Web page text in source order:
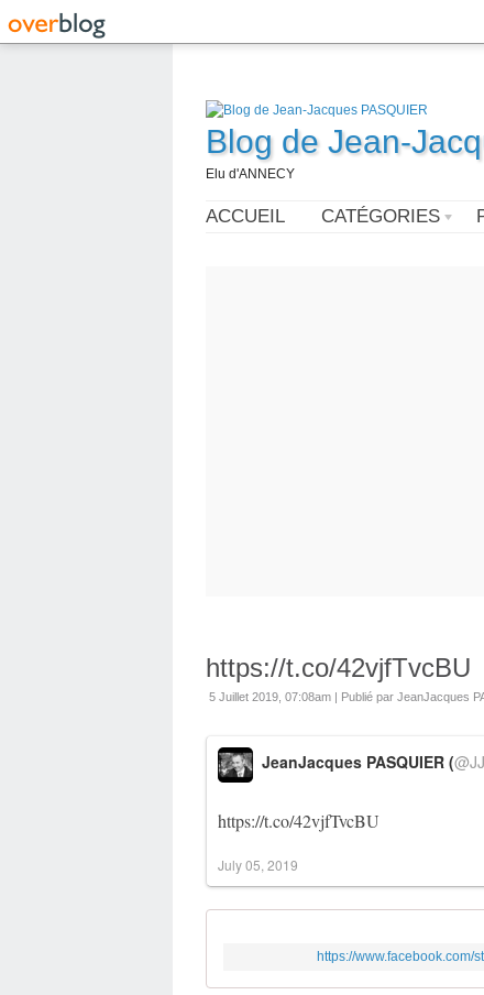
Blog de Jean-
Elu d'ANNECY
ACCUEIL CATÉGORIES
https://t.co/42vjfTvcBU
5 Juillet 2019, 07:08am | Publié par JeanJacques
https://t.co/42vjfTvcBU
JeanJacques PASQUIER (
July 05, 2019
https://www.facebook.com/